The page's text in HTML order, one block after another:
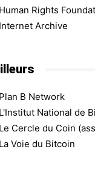
Human Rights
Internet Archive
Plan B Network
L'Institut National de
Le Cercle du Coin
La Voie du Bitcoin